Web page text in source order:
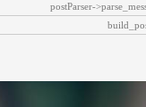
postParser-